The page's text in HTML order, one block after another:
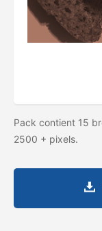
Pack contient 15
2500 + pixels.